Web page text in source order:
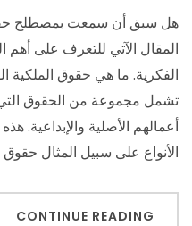
هل سبق أن سمعت بمصطلح
المقال الآتي للتعرف على أهم
الفكرية. ما هي حقوق الملكية
تشمل مجموعة من الحقوق التي
أعمالهم الأصلية والإبداعية.
الأنواع على سبيل المثال
CONTINUE READING